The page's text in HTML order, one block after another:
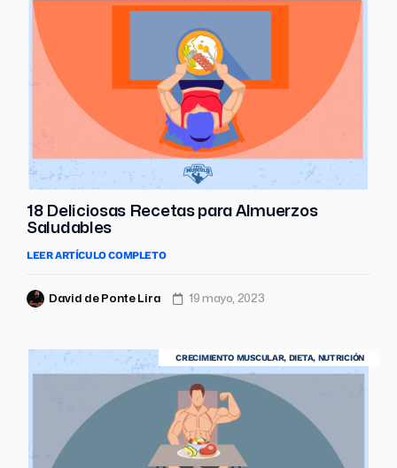
18 Deliciosas Recetas para Almuerzos
Saludables
LEER ARTÍCULO COMPLETO
David de Ponte Lira 19 mayo, 2023
CRECIMIENTO MUSCULAR, DIETA, NUTRICIÓN